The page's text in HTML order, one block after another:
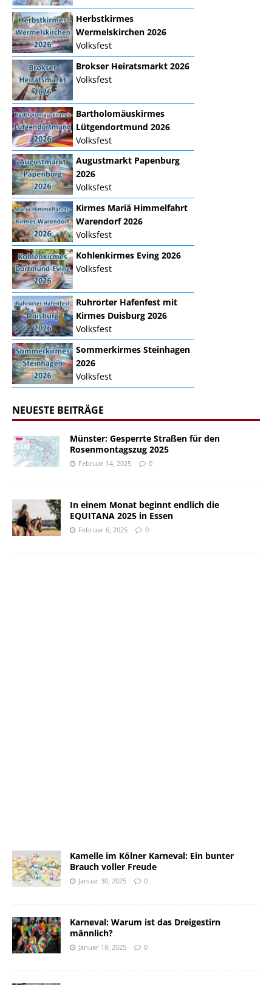
Herbstkirmes
Wermelskirchen 2026
Volksfest
Brokser Heiratsmarkt 2026
Volksfest
Bartholomäuskirmes
Lütgendortmund 2026
Volksfest
Augustmarkt Papenburg
2026
Volksfest
Kirmes Mariä Himmelfahrt
Warendorf 2026
Volksfest
Kohlenkirmes Eving 2026
Volksfest
Ruhrorter Hafenfest mit
Kirmes Duisburg 2026
Volksfest
Sommerkirmes Steinhagen
2026
Volksfest
NEUESTE BEITRÄGE
Münster: Gesperrte Straßen für den
Rosenmontagszug 2025
Februar 14, 2025 0
In einem Monat beginnt endlich die
EQUITANA 2025 in Essen
Februar 6, 2025 0
Kamelle im Kölner Karneval: Ein bunter
Brauch voller Freude
Januar 30, 2025 0
Karneval: Warum ist das Dreigestirn
männlich?
Januar 18, 2025 0